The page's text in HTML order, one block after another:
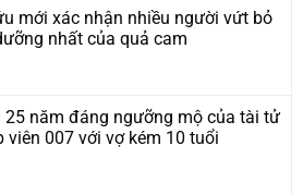
mới xác nhận nhiều người vứt bỏ
nhất của quả cam
25 năm đáng ngưỡng mộ của tài tử
viên 007 với vợ kém 10 tuổi